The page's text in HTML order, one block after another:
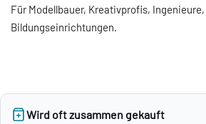
Für Modellbauer, Kreativprofis,
Bildungseinrichtungen.
Wird oft zusammen gekauft